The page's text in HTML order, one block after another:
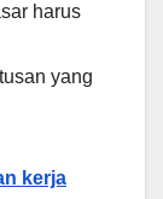
harus
yang
kerja